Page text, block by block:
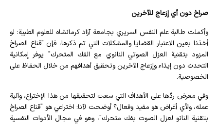
صراخ دون أي إزعاج للآخرين
وأكملت طالبة علم النفس السريري بجامعة آزاد كرمانشاه للعلوم الطبية: لو
أخذنا بعين الاعتبار القضايا والمشكلات التي تم ذكرها، فإن "قناع الصراخ
المزود بتقنية العزل الصوتي النانوي مع الفك المتحرك" يوفر إمكانية
التحدث دون إيذاء وإزعاج الآخرين وتحقيق أهدافهم من خلال الحفاظ على
الخصوصية.
وفي معرض ردّها على الأهداف التي سعت لتحقيقها من هذا الإختراع، وآلية
عمله، ولأي أغراض هو مفيد وفعال؟ أوضحت لآنا: اختراعي هو "قناع الصراخ
بتقنية النانو لعزل الصوت بفك متحرك"، وهو في مجال الأدوات النفسية